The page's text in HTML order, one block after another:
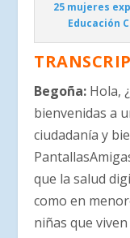
25 mujeres
Educación
Begoña: Hola,
bienvenidas a
ciudadanía y
que la salud
como en
niñas que